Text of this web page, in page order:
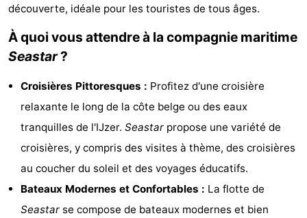
Nieuwpoort
Oostduinkerke
aan
zee
-
Westende
Hôtels
Last
minutes
Plages
Voir
Lieux
découverte, idéale pour les touristes de tous âges.
À quoi vous attendre à la compagnie maritime
Seastar?
Croisières Pittoresques : Profitez d'une croisière
relaxante le long de la côte belge ou des eaux
tranquilles de l'IJzer. Seastar propose une variété de
croisières, y compris des visites à thème, des croisières
au coucher du soleil et des voyages éducatifs.
Bateaux Modernes et Confortables : La flotte de
Seastar se compose de bateaux modernes et bien